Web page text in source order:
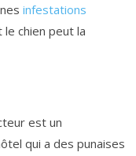
infestations
le chien peut la
est un
qui a des punaises